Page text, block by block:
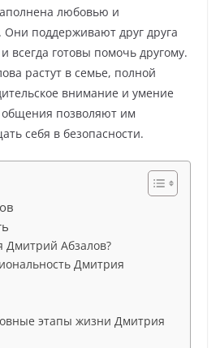
любовью и
поддерживают друг друга
всегда готовы помочь другому.
растут в семье, полной
внимание и умение
общения позволяют им
себя в безопасности.
Дмитрий Абзалов?
Дмитрия
этапы жизни Дмитрия